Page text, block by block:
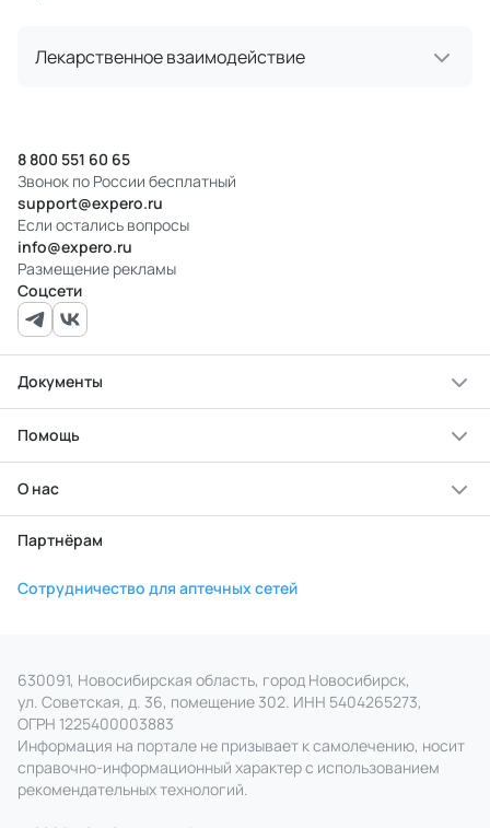
Лекарственное взаимодействие
8 800 551 60 65
Звонок по России бесплатный
support@expero.ru
Если остались вопросы
info@expero.ru
Размещение рекламы
Соцсети
Документы
Помощь
О нас
Партнёрам
Сотрудничество для аптечных сетей
630091, Новосибирская область, город Новосибирск,
ул. Советская, д. 36, помещение 302. ИНН 5404265273,
ОГРН 1225400003883
Информация на портале не призывает к самолечению, носит
справочно‑информационный характер с использованием
рекомендательных технологий.